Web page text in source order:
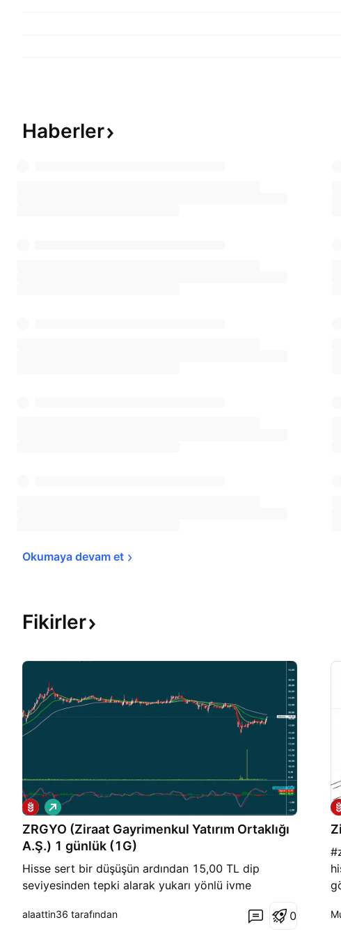
Haberler
Okumaya devam et
Fikirler
ZRGYO (Ziraat Gayrimenkul Yatırım Ortaklığı
A.Ş.) 1 günlük (1G)
Hisse sert bir düşüşün ardından 15,00 TL dip
seviyesinden tepki alarak yukarı yönlü ivme
çabası içinde. Not: 20,00 TL seviyesi kritik bir
A
l
ı
ş
alaattin36 tarafından 0